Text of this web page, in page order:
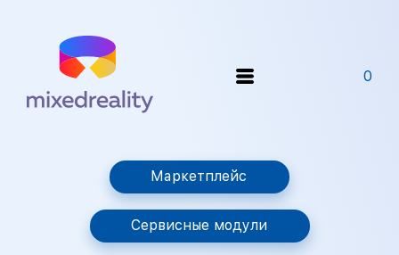
0
Маркетплейс
Сервисные модули